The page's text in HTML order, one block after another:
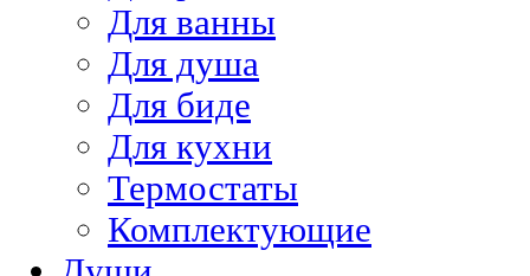
Для ванны
Для душа
Для биде
Для кухни
Термостаты
Комплектующие